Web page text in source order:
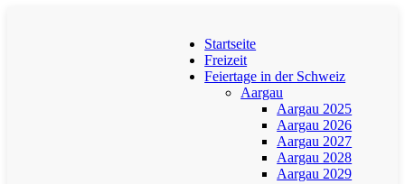
Startseite
Freizeit
Feiertage in der Schweiz
Aargau
Aargau 2025
Aargau 2026
Aargau 2027
Aargau 2028
Aargau 2029